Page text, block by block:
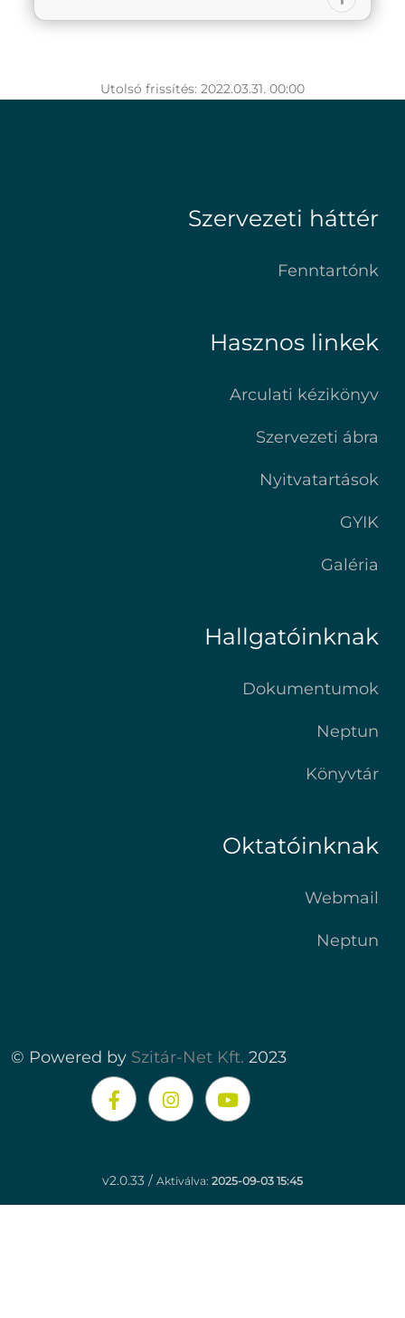
Utolsó frissítés: 2022.03.31. 00:00
Szervezeti háttér
Fenntartónk
Hasznos linkek
Arculati kézikönyv
Szervezeti ábra
Nyitvatartások
GYIK
Galéria
Hallgatóinknak
Dokumentumok
Neptun
Könyvtár
Oktatóinknak
Webmail
Neptun
© Powered by Szitár-Net Kft. 2023
v2.0.33 / Aktiválva: 2025-09-03 15:45